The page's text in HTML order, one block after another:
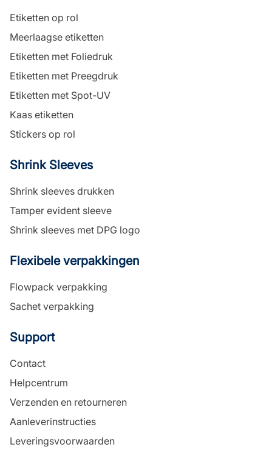
Etiketten op rol
Meerlaagse etiketten
Etiketten met Foliedruk
Etiketten met Preegdruk
Etiketten met Spot-UV
Kaas etiketten
Stickers op rol
Shrink Sleeves
Shrink sleeves drukken
Tamper evident sleeve
Shrink sleeves met DPG logo
Flexibele verpakkingen
Flowpack verpakking
Sachet verpakking
Support
Contact
Helpcentrum
Verzenden en retourneren
Aanleverinstructies
Leveringsvoorwaarden